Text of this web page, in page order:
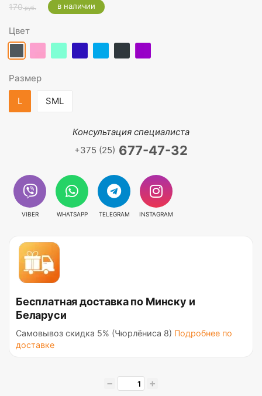
170руб. в наличии
Цвет
Размер
L SML
Консультация специалиста
+375 (25) 677-47-32
VIBER WHATSAPP TELEGRAM INSTAGRAM
Бесплатная доставка по Минску и
Беларуси
Самовывоз скидка 5% (Чюрлёниса 8) Подробнее по
доставке
− +